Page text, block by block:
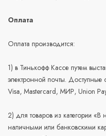
Оплата
Оплата производится:
1) в Тинькофф Кассе путем
электронной почты. Доступные
Visa, Mastercard, МИР, Union
2) для товаров из категории «В
наличными или банковскими